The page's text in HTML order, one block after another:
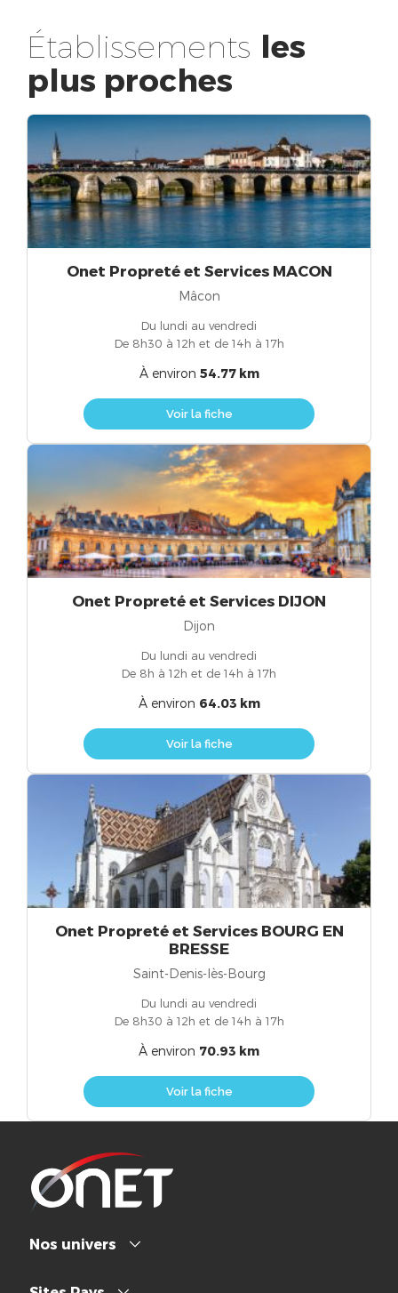
Établissements les
plus proches
Onet Propreté et Services MACON
Mâcon
Du lundi au vendredi
De 8h30 à 12h et de 14h à 17h
À environ 54.77 km
Voir la fiche
Onet Propreté et Services DIJON
Dijon
Du lundi au vendredi
De 8h à 12h et de 14h à 17h
À environ 64.03 km
Voir la fiche
Onet Propreté et Services BOURG EN
BRESSE
Saint-Denis-lès-Bourg
Du lundi au vendredi
De 8h30 à 12h et de 14h à 17h
À environ 70.93 km
Voir la fiche
Nos univers